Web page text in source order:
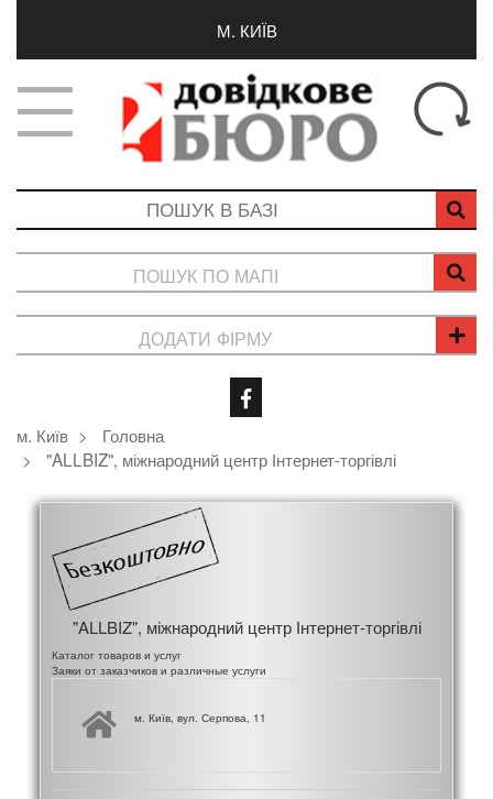
М. КИЇВ
ПОШУК ПО МАПІ
ДОДАТИ ФІРМУ
м. Київ
Головна
"ALLBIZ", міжнародний центр Інтернет-торгівлі
"ALLBIZ", міжнародний центр Інтернет-торгівлі
Каталог товаров и услуг
Заяки от заказчиков и различные услуги
м. Київ, вул. Серпова, 11